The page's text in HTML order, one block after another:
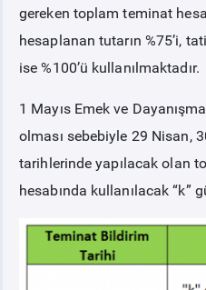
BÜLTENLER
DUYURULAR
BT HİZMET YÖNETİM
gereken toplam teminat
hesaplanan tutarın %75’i,
ise %100’ü kullanılmaktadır.
1 Mayıs Emek ve
olması sebebiyle 29 Nisan,
tarihlerinde yapılacak olan
hesabında kullanılacak “k”